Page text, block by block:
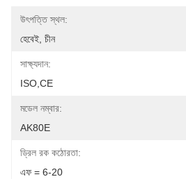
উৎপত্তি স্থল:
হেবেই, চীন
সাক্ষ্যদান:
ISO,CE
মডেল নম্বার:
AK80E
ড্রিল রক কঠোরতা:
এফ = 6-20